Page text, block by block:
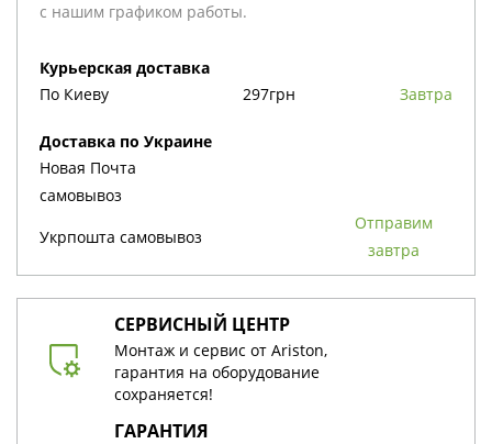
с нашим графиком работы.
Курьерская доставка
По Киеву
297грн Завтра
Доставка по Украине
Новая Почта
cамовывоз
Укрпошта cамовывоз
Отправим
завтра
СЕРВИСНЫЙ ЦЕНТР
Монтаж и сервис от Ariston,
гарантия на оборудование
сохраняется!
ГАРАНТИЯ